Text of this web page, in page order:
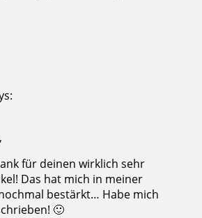
für deinen wirklich sehr
Das hat mich in meiner
bestärkt… Habe mich
🙂